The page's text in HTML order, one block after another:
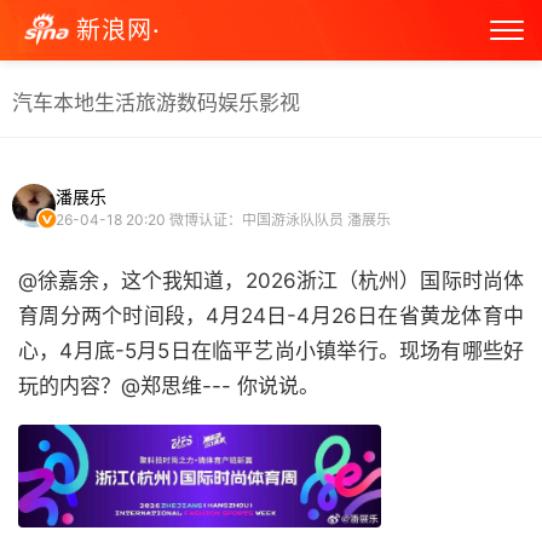
新浪网·
汽车本地生活旅游数码娱乐影视
潘展乐
26-04-18 20:20 微博认证：中国游泳队队员 潘展乐
@徐嘉余，这个我知道，2026浙江（杭州）国际时尚体
育周分两个时间段，4月24日-4月26日在省黄龙体育中
心，4月底-5月5日在临平艺尚小镇举行。现场有哪些好
玩的内容？@郑思维--- 你说说。 ​